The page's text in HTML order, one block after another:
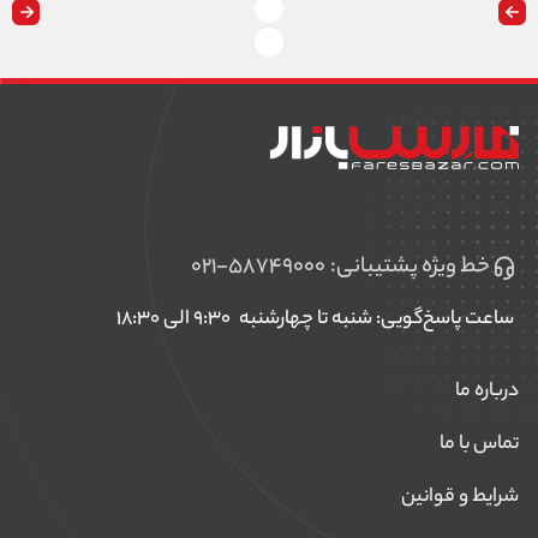
خط ویژه پشتیبانی: ۰۲۱-۵۸۷۴۹۰۰۰
ساعت پاسخ‌گویی: شنبه تا چهارشنبه
درباره ما
تماس با ما
شرایط و قوانین